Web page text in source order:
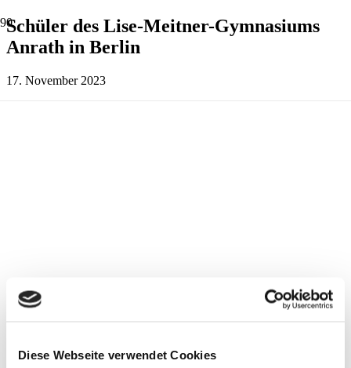
Diese Webseite verwendet Cookies
Schüler des Lise-Meitner-Gymnasiums
Anrath in Berlin
17. November 2023